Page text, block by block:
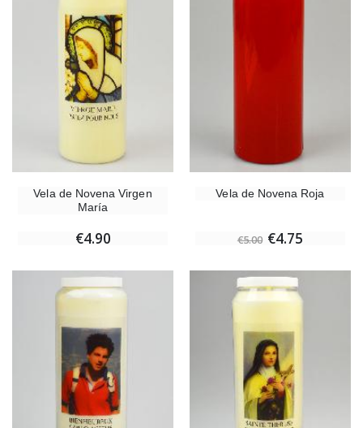
Vela de Novena Virgen
María
€4.90
Vela de Novena Roja
€5.00 €4.75